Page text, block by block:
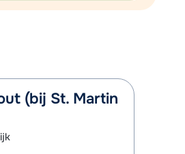
(bij St. Martin